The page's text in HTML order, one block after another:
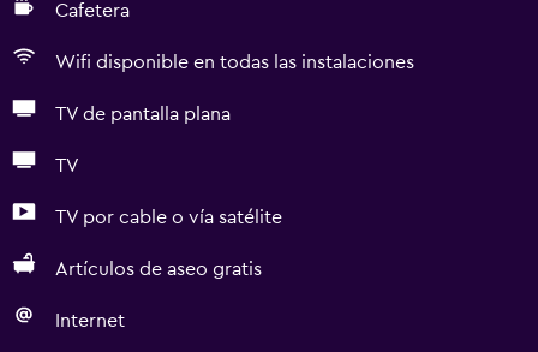
Cafetera
Wifi disponible en todas las instalaciones
TV de pantalla plana
TV
TV por cable o vía satélite
Artículos de aseo gratis
Internet